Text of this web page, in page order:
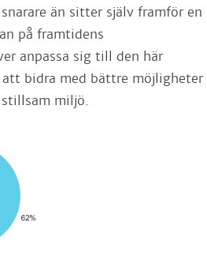
än sitter själv framför en
på framtidens
anpassa sig till den här
bidra med bättre möjligheter
miljö.